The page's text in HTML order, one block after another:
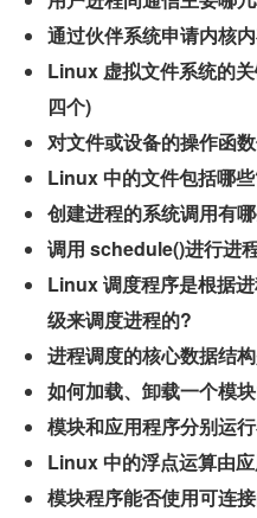
通过伙伴系统申请内核
Linux 虚拟文件系统的
四个)
对文件或设备的操作函
Linux 中的文件包括哪
创建进程的系统调用有
调用 schedule()进行进
Linux 调度程序是根据
级来调度进程的?
进程调度的核心数据结
如何加载、卸载一个模
模块和应用程序分别运
Linux 中的浮点运算由
模块程序能否使用可连